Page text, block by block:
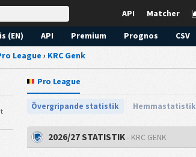
Matcher
API
(EN) API Premium Prognos
CSV
League › KRC Genk
Pro League
Övergripande statistik Hemmastatistik
2026/27 STATISTIK- KRC GENK